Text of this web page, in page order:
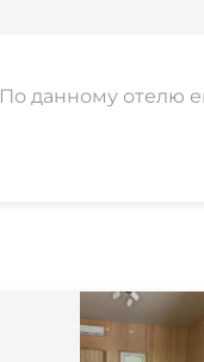
По данному отелю